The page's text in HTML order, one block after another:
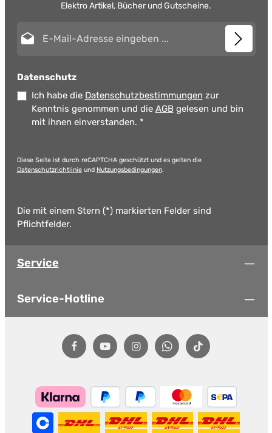
Elektro Artikel, Bücher und Gutscheine.
Datenschutz
Ich habe die Datenschutzbestimmungen zur
Kenntnis genommen und die AGB gelesen und bin
mit ihnen einverstanden. *
Diese Seite ist durch reCAPTCHA geschützt und es gelten die
Datenschutzrichtlinieund Nutzungsbedingungen.
Die mit einem Stern (*) markierten Felder sind
Pflichtfelder.
Service
Service-Hotline